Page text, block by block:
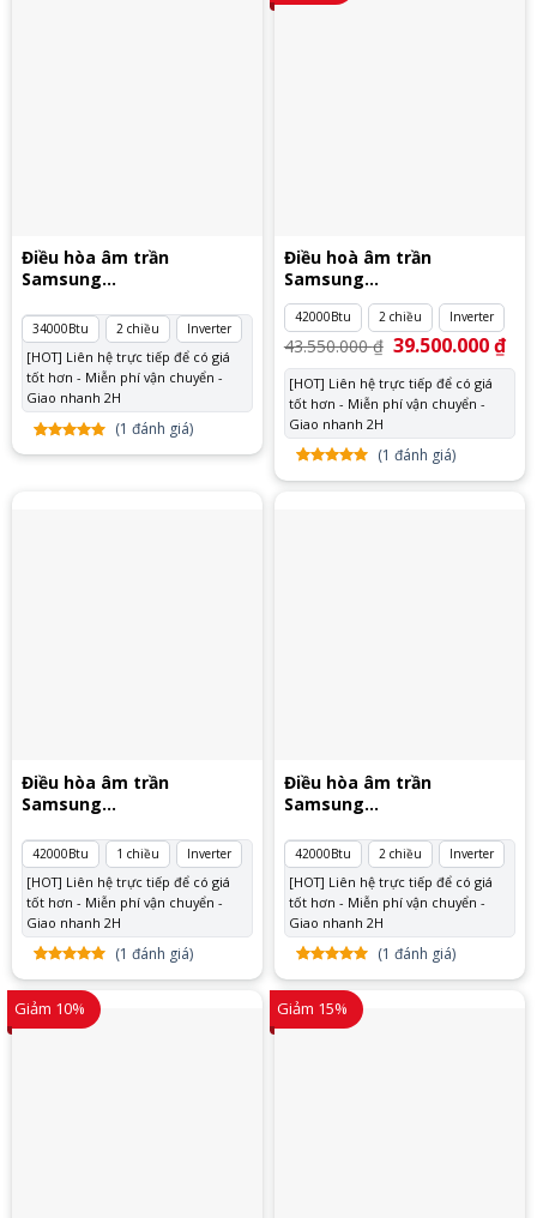
Điều hòa âm trần
Samsung
34000Btu 2 chiều Inverter
[HOT] Liên hệ trực tiếp để có giá
tốt hơn - Miễn phí vận chuyển -
Giao nhanh 2H
5.00trên
1
(1 đánh giá)
Điều hoà âm trần
Samsung
AC120RN4DKG/EU 3 pha
42000Btu 2 chiều Inverter
43.550.000₫ Giá
gốc
là:
43.550.000 ₫.
39.500.000₫Giá
tại
[HOT] Liên hệ trực tiếp để có giá
tốt hơn - Miễn phí vận chuyển -
Giao nhanh 2H
5.00trên
1
(1 đánh giá)
Điều hòa âm trần
Samsung
42000Btu 1 chiều Inverter
[HOT] Liên hệ trực tiếp để có giá
tốt hơn - Miễn phí vận chuyển -
Giao nhanh 2H
5.00trên
5 dựa
trên
1
đánh
(1 đánh giá)
Điều hòa âm trần
Samsung
42000Btu 2 chiều Inverter
[HOT] Liên hệ trực tiếp để có giá
tốt hơn - Miễn phí vận chuyển -
Giao nhanh 2H
5.00trên
5 dựa
trên
1
đánh
(1 đánh giá)
Giảm 10% Giảm 15%